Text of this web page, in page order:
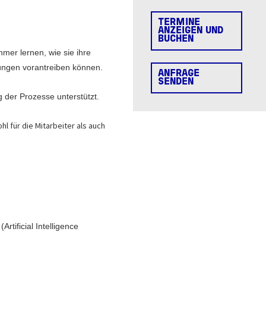
TERMINE
ANZEIGEN UND
BUCHEN
ANFRAGE
SENDEN
lernen, wie sie ihre
vorantreiben können.
Prozesse unterstützt.
für die Mitarbeiter als auch
Intelligence